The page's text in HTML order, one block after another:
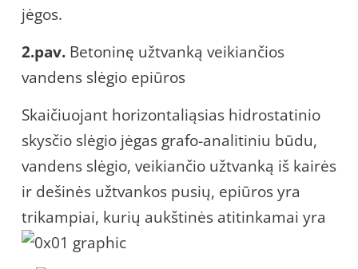
jėgos.
2.pav. Betoninę užtvanką veikiančios
vandens slėgio epiūros
Skaičiuojant horizontaliąsias hidrostatinio
skysčio slėgio jėgas grafo-analitiniu būdu,
vandens slėgio, veikiančio užtvanką iš kairės
ir dešinės užtvankos pusių, epiūros yra
trikampiai, kurių aukštinės atitinkamai yra